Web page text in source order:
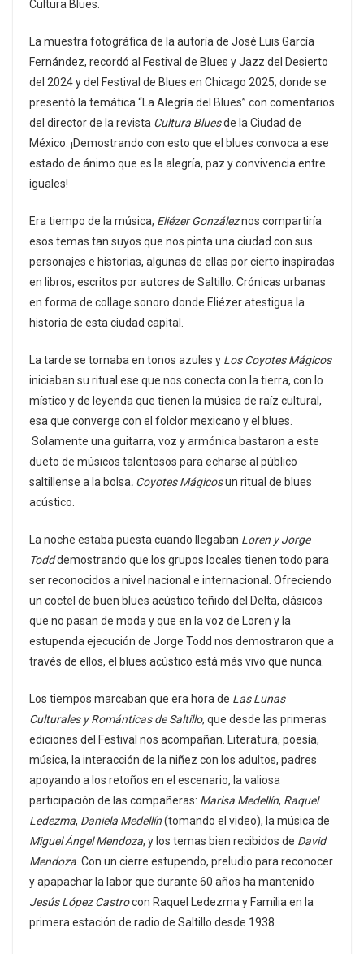
Cultura Blues.
La muestra fotográfica de la autoría de José Luis García
Fernández, recordó al Festival de Blues y Jazz del Desierto
del 2024 y del Festival de Blues en Chicago 2025; donde se
presentó la temática “La Alegría del Blues” con comentarios
del director de la revista Cultura Bluesde la Ciudad de
México. ¡Demostrando con esto que el blues convoca a ese
estado de ánimo que es la alegría, paz y convivencia entre
iguales!
Era tiempo de la música, Eliézer Gonzáleznos compartiría
esos temas tan suyos que nos pinta una ciudad con sus
personajes e historias, algunas de ellas por cierto inspiradas
en libros, escritos por autores de Saltillo. Crónicas urbanas
en forma de collage sonoro donde Eliézer atestigua la
historia de esta ciudad capital.
La tarde se tornaba en tonos azules y Los Coyotes Mágicos
iniciaban su ritual ese que nos conecta con la tierra, con lo
místico y de leyenda que tienen la música de raíz cultural,
esa que converge con el folclor mexicano y el blues.
Solamente una guitarra, voz y armónica bastaron a este
dueto de músicos talentosos para echarse al público
saltillense a la bolsa. Coyotes Mágicosun ritual de blues
acústico.
La noche estaba puesta cuando llegaban Loren y Jorge
Todddemostrando que los grupos locales tienen todo para
ser reconocidos a nivel nacional e internacional. Ofreciendo
un coctel de buen blues acústico teñido del Delta, clásicos
que no pasan de moda y que en la voz de Loren y la
estupenda ejecución de Jorge Todd nos demostraron que a
través de ellos, el blues acústico está más vivo que nunca.
Los tiempos marcaban que era hora de Las Lunas
Culturales y Románticas de Saltillo, que desde las primeras
ediciones del Festival nos acompañan. Literatura, poesía,
música, la interacción de la niñez con los adultos, padres
apoyando a los retoños en el escenario, la valiosa
participación de las compañeras: Marisa Medellín, Raquel
Ledezma, Daniela Medellín(tomando el video), la música de
Miguel Ángel Mendoza, y los temas bien recibidos de David
Mendoza . Con un cierre estupendo, preludio para reconocer
y apapachar la labor que durante 60 años ha mantenido
Jesús López Castrocon Raquel Ledezma y Familia en la
primera estación de radio de Saltillo desde 1938.